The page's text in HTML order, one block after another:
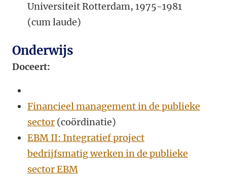
Universiteit Rotterdam, 1975-1981
(cum laude)
Onderwijs
Doceert:
Financieel management in de publieke
sector (coördinatie)
EBM II: Integratief project
bedrijfsmatig werken in de publieke
sector EBM